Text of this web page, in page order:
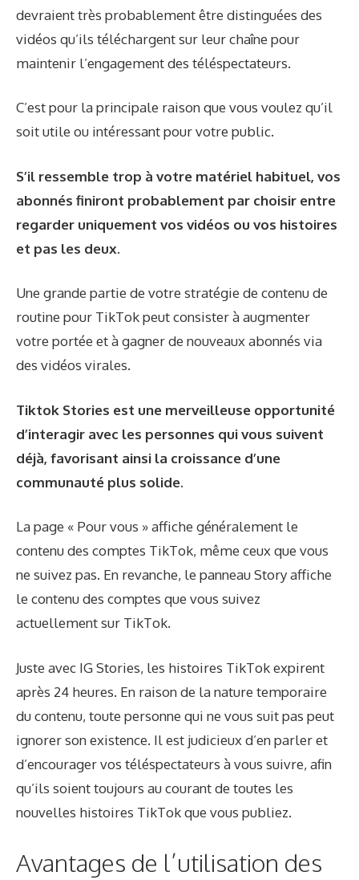
devraient très probablement être distinguées des
vidéos qu’ils téléchargent sur leur chaîne pour
maintenir l’engagement des téléspectateurs.
C’est pour la principale raison que vous voulez qu’il
soit utile ou intéressant pour votre public.
S’il ressemble trop à votre matériel habituel, vos
abonnés finiront probablement par choisir entre
regarder uniquement vos vidéos ou vos histoires
et pas les deux.
Une grande partie de votre stratégie de contenu de
routine pour TikTok peut consister à augmenter
votre portée et à gagner de nouveaux abonnés via
des vidéos virales.
Tiktok Stories est une merveilleuse opportunité
d’interagir avec les personnes qui vous suivent
déjà, favorisant ainsi la croissance d’une
communauté plus solide.
La page « Pour vous » affiche généralement le
contenu des comptes TikTok, même ceux que vous
ne suivez pas. En revanche, le panneau Story affiche
le contenu des comptes que vous suivez
actuellement sur TikTok.
Juste avec IG Stories, les histoires TikTok expirent
après 24 heures. En raison de la nature temporaire
du contenu, toute personne qui ne vous suit pas peut
ignorer son existence. Il est judicieux d’en parler et
d’encourager vos téléspectateurs à vous suivre, afin
qu’ils soient toujours au courant de toutes les
nouvelles histoires TikTok que vous publiez.
Avantages de l’utilisation des